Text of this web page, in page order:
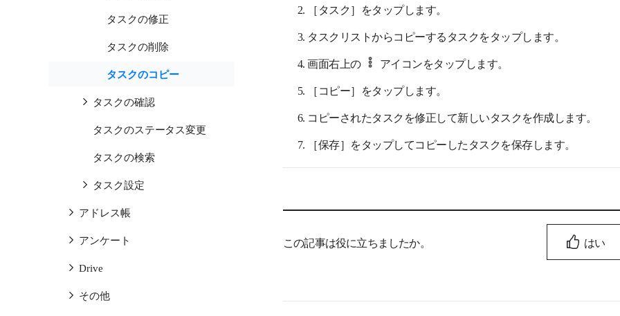
タスクの修正
タスクの削除
タスクのコピー
タスクの確認
タスクのステータス変更
タスクの検索
タスク設定
アドレス帳
アンケート
Drive
その他
［タスク］をタップします。
タスクリストからコピーするタスクをタップします。
画面右上の
アイコンをタップします。
［コピー］をタップします。
コピーされたタスクを修正して新しいタスクを作成します。
［保存］をタップしてコピーしたタスクを保存します。
この記事は役に立ちましたか。 はい